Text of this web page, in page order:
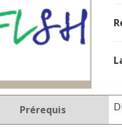
Prérequis